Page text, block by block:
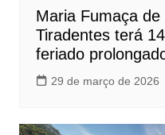
Maria Fumaça
Tiradentes terá
feriado
29 de março de 2026